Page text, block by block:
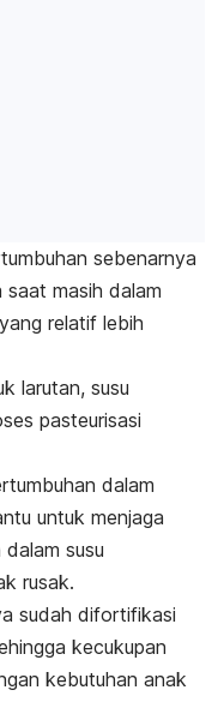
sebenarnya
masih dalam
relatif lebih
larutan, susu
pasteurisasi
dalam
untuk menjaga
susu
rusak.
sudah difortifikasi
kecukupan
kebutuhan anak